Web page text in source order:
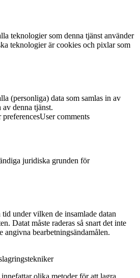
teknologier som denna tjänst använder
teknologier är cookies och pixlar som
(personliga) data som samlas in av
denna tjänst.
preferencesUser comments
juridiska grunden för
under vilken de insamlade datan
Datat måste raderas så snart det inte
angivna bearbetningsändamålen.